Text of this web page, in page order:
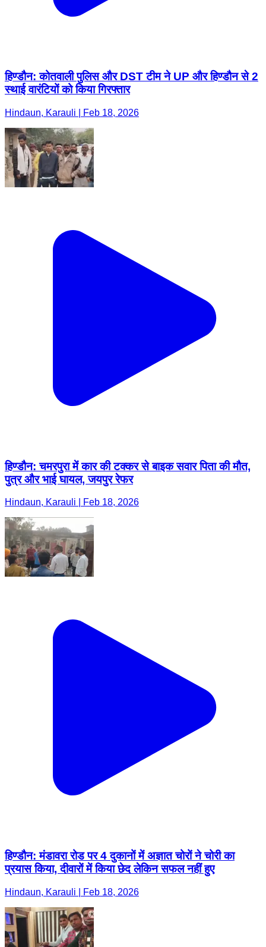
हिण्डौन: कोतवाली पुलिस और DST टीम ने UP और हिण्डौन से 2
स्थाई वारंटियों को किया गिरफ्तार
Hindaun, Karauli | Feb 18, 2026
हिण्डौन: चमरपुरा में कार की टक्कर से बाइक सवार पिता की मौत,
पुत्र और भाई घायल, जयपुर रेफर
Hindaun, Karauli | Feb 18, 2026
हिण्डौन: मंडावरा रोड पर 4 दुकानों में अज्ञात चोरों ने चोरी का
प्रयास किया, दीवारों में किया छेद लेकिन सफल नहीं हुए
Hindaun, Karauli | Feb 18, 2026